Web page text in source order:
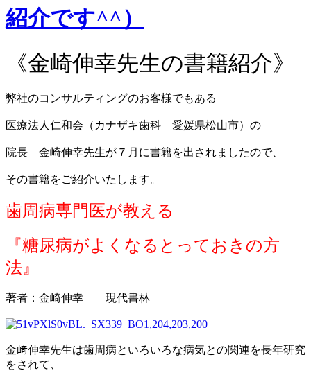
紹介です^^）
《金崎伸幸先生の書籍紹介》
弊社のコンサルティングのお客様でもある
医療法人仁和会（カナザキ歯科 愛媛県松山市）の
院長 金崎伸幸先生が７月に書籍を出されましたので、
その書籍をご紹介いたします。
歯周病専門医が教える
『糖尿病がよくなるとっておきの方
法』
著者：金崎伸幸 現代書林
金﨑伸幸先生は歯周病といろいろな病気との関連を長年研究
をされて、